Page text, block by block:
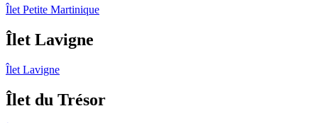
Îlet Petite Martinique
Îlet Lavigne
Îlet Lavigne
Îlet du Trésor